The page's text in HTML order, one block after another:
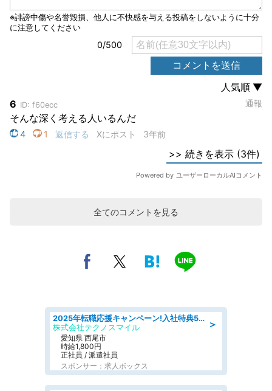
全てのコメントを見る
＞
2025年転職応援キャンペーン!入社特典58万円/デンソーで働こう!自動車工場で小型部品の検査業務 denso aichi
株式会社テクノスマイル
愛知県 西尾市
時給1,800円
正社員 / 派遣社員
スポンサー：求人ボックス